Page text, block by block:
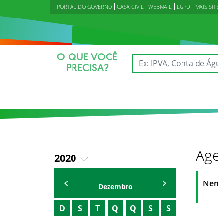
PORTAL DO GOVERNO CASA CIVIL WEBMAIL LGPD MAIS
O QUE VOCÊ
PRECISA?
2020
2023
2024
2025
Dezembro
D S T Q Q S S